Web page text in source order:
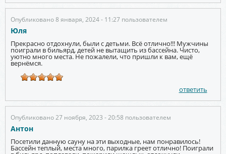
Опубликовано 8 января, 2024 - 11:27 пользователем
Юля
Прекрасно отдохнули, были с детьми. Всё отлично!!! Мужчины
поиграли в бильярд, детей не вытащить из бассейна. Чисто,
уютно много места. Не пожалели, что пришли к вам, ещё
вернёмся.
ответить
Опубликовано 27 ноября, 2023 - 20:58 пользователем
Антон
Посетили данную сауну на эти выходные, нам понравилось!
Бассейн теплый, места много, парилка греет отлично! Поиграли